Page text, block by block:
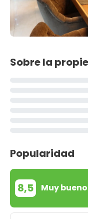
Sobre la
Popularidad
8,5 Muy bueno